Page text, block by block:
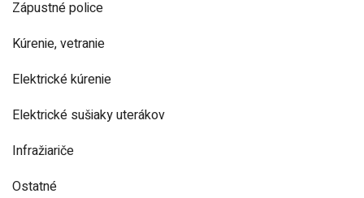
Zápustné police
Kúrenie, vetranie
Elektrické kúrenie
Elektrické sušiaky uterákov
Infražiariče
Ostatné